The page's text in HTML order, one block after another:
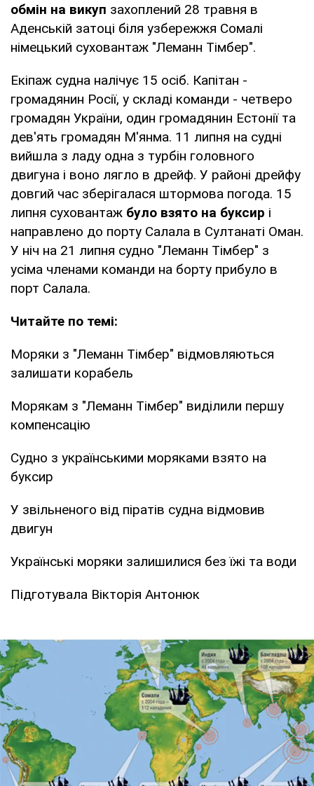
обмін на викуп захоплений 28 травня в
Аденській затоці біля узбережжя Сомалі
німецький суховантаж "Леманн Тімбер".
Екіпаж судна налічує 15 осіб. Капітан -
громадянин Росії, у складі команди - четверо
громадян України, один громадянин Естонії та
дев'ять громадян М'янма. 11 липня на судні
вийшла з ладу одна з турбін головного
двигуна і воно лягло в дрейф. У районі дрейфу
довгий час зберігалася штормова погода. 15
липня суховантаж було взято на буксир і
направлено до порту Салала в Султанаті Оман.
У ніч на 21 липня судно "Леманн Тімбер" з
усіма членами команди на борту прибуло в
порт Салала.
Читайте по темі:
Моряки з "Леманн Тімбер" відмовляються
залишати корабель
Морякам з "Леманн Тімбер" виділили першу
компенсацію
Судно з українськими моряками взято на
буксир
У звільненого від піратів судна відмовив
двигун
Українські моряки залишилися без їжі та води
Підготувала Вікторія Антонюк